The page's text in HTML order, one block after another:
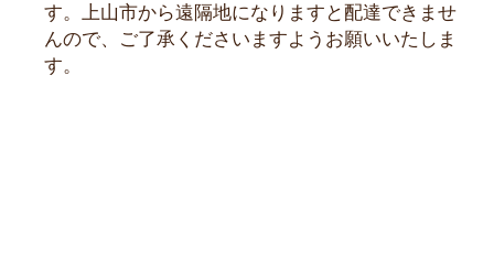
す。上山市から遠隔地になりますと配達できませ
んので、ご了承くださいますようお願いいたしま
す。